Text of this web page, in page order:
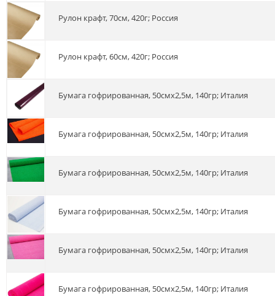
Рулон крафт, 70см, 420г; Россия
Рулон крафт, 60см, 420г; Россия
Бумага гофрированная, 50смх2,5м, 140гр; Италия
Бумага гофрированная, 50смх2,5м, 140гр; Италия
Бумага гофрированная, 50смх2,5м, 140гр; Италия
Бумага гофрированная, 50смх2,5м, 140гр; Италия
Бумага гофрированная, 50смх2,5м, 140гр; Италия
Бумага гофрированная, 50смх2,5м, 140гр; Италия